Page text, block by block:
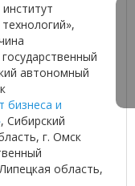
автономный
бизнеса и
, Сибирский
г. Омск
область,